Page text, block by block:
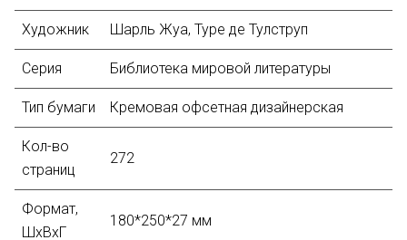
Художник Шарль Жуа, Туре де Тулструп
Серия Библиотека мировой литературы
Тип бумаги Кремовая офсетная дизайнерская
Кол-во
страниц
272
Формат,
ШхВхГ
180*250*27 мм